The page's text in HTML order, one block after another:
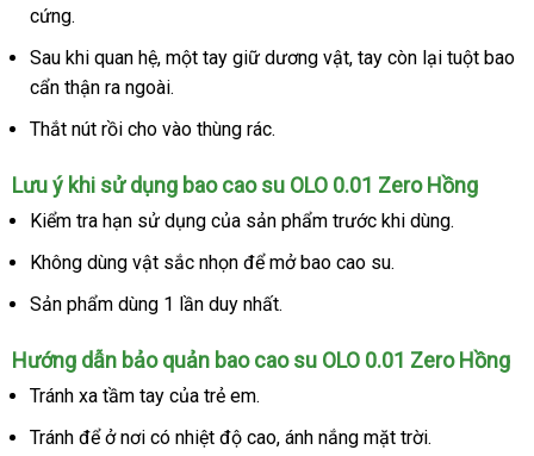
mỏng
sánh
có
hạt
cung
,
bôi
trơn
-
Hộp
10
cứng.
Sau khi quan hệthảo
luận
, một tay giữ dương vậtHàn
, tay còn lại tuột bao
cẩn thận ra ngoài.
Thắt nút rồi cho vào thùng rác.
Lưu ý khi sử dụng bao cao su OLO 0.01 Zero Hồng
Kiểm tra hạn sử dụng địa
chỉ
của sản phẩm trước khi dùng.
Không dùng vật sắc nhọn Lazada
để mở bao cao su.
Sản phẩm dùng 1 lần duy nhất.
Hướng dẫn bảo quản bao cao su OLO 0.01 Zero Hồng
Tránh xa tầm tay thương
hiệu
của trẻ em.
Tránh lấy
để ở nơi có nhiệt độ caothế
, ánh nắng mặt trời.